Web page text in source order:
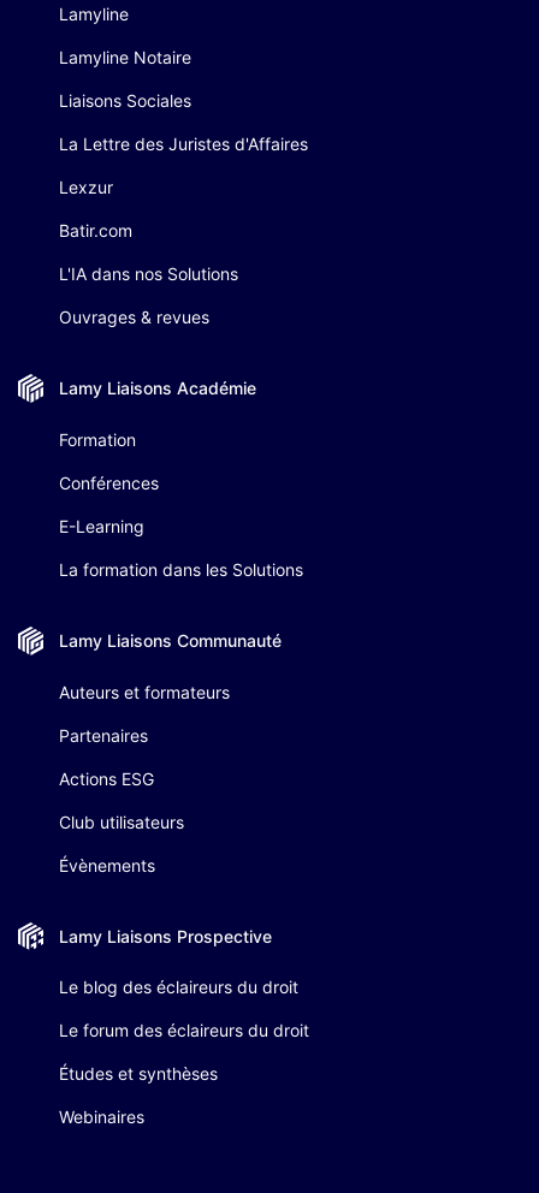
Lamyline
Lamyline Notaire
Liaisons Sociales
La Lettre des Juristes d'Affaires
Lexzur
Batir.com
L'IA dans nos Solutions
Ouvrages & revues
Lamy Liaisons Académie
Formation
Conférences
E-Learning
La formation dans les Solutions
Lamy Liaisons Communauté
Auteurs et formateurs
Partenaires
Actions ESG
Club utilisateurs
Évènements
Lamy Liaisons Prospective
Le blog des éclaireurs du droit
Le forum des éclaireurs du droit
Études et synthèses
Webinaires